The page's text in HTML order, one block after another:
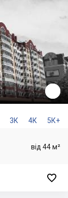
3К 4К 5К+
від 44 м²
